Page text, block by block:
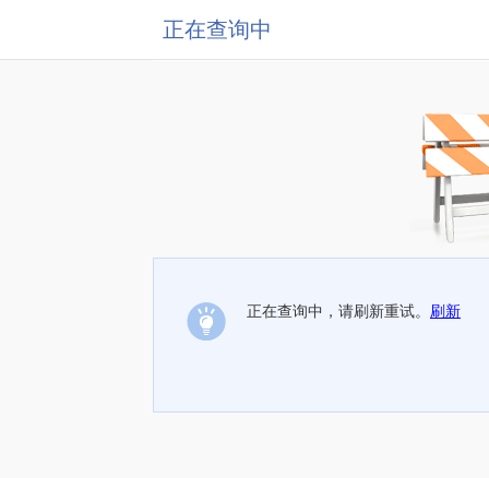
正在查询中
正在查询中，请刷新重试。 刷新